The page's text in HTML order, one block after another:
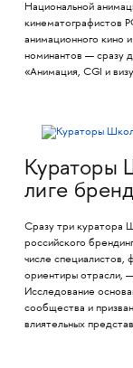
Национальной
кинематографистов
анимационного кино
номинантов — сразу
«Анимация, CGI и
Кураторы
лиге
Сразу три куратора
российского
числе
ориентиры отрасли,
Исследование
сообщества и
влиятельных